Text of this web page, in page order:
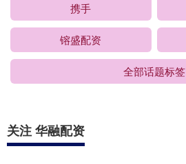
携手
镕盛配资
全部话题标签
关注 华融配资